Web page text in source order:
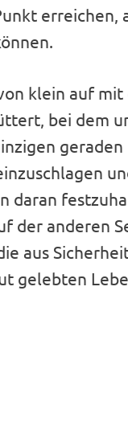
erreichen,
klein auf mit
bei dem
geraden
daran
der anderen
aus
gelebten